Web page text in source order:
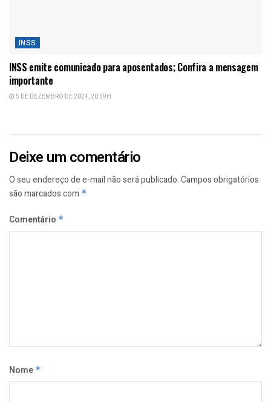
INSS
INSS emite comunicado para aposentados; Confira a mensagem
importante
5 DE DEZEMBRO DE 2024, 20:59H
Deixe um comentário
O seu endereço de e-mail não será publicado.Campos obrigatórios
são marcados com *
Comentário *
Nome *